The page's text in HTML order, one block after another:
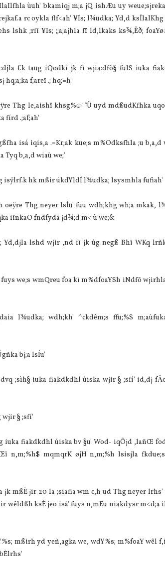
ùuh' bkamiqj m;a jQ ishÆu uy
rc oykla flf<ah' ¥Is; l¾udka; Yd,d ksÍlaIKhg
lshk ;rfï ¥Is; ;;a;ajhla fï ld,lkaks ks¾,Êð;
f.k taug iQodkï jk fï wjia:dfõ§ fulS iuka
f;areï .; hq;=h'
Thg le,aishï khsg%ේÜ uyd mdßudKfhka
fírd .;af;ah'
isá iqis,a .=Kr;ak kue;s m%Odksfhla ;u b,a,d
Tyq b,a,d wiaù we;'
isÿlrf.k hk mßir úkdYldÍ l¾udka; lsysmhla fufiah'
oeÿre Thg neyer lsÍu' fuu wdh;khg wh;a mkak,
iïnkaO fndfyda jd¾;d m< ù we;&
Yd,djla lshd wjir ,nd fï jk úg negß Bhï WKq
we;s wmQreu foa kï m%dfoaYSh iNdfõ
l¾udka; wdh;kh' ^ckdêm;s ffu;%S
bj;a lsÍu'
;sìh§ iuka fiakdkdhl úiska wjir § ;sfí' id,dj
wjir § ;sfí'
iuka fiakdkdhl úiska bv §u' Wod- iqÔjd ,lañŒ
n,m;%h$ mqmqrK øjH n,m;%h lsisjla
mßÈ jir 20 la ;siafia wm c,h ud Thg neyer lrhs'
wêldßh ksÈ jeo isà' fuys n,mEu niakdysr m<d;a
mßirh yd yeñ,agka we, wdY%s; m%foaY wêl